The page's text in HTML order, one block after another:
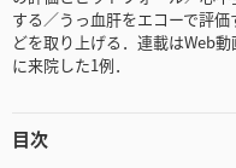
する／うっ血肝をエコーで評
どを取り上げる．連載はWeb
に来院した1例．
目次